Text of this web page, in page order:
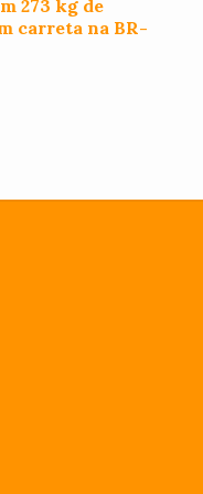
273 kg de
carreta na BR-